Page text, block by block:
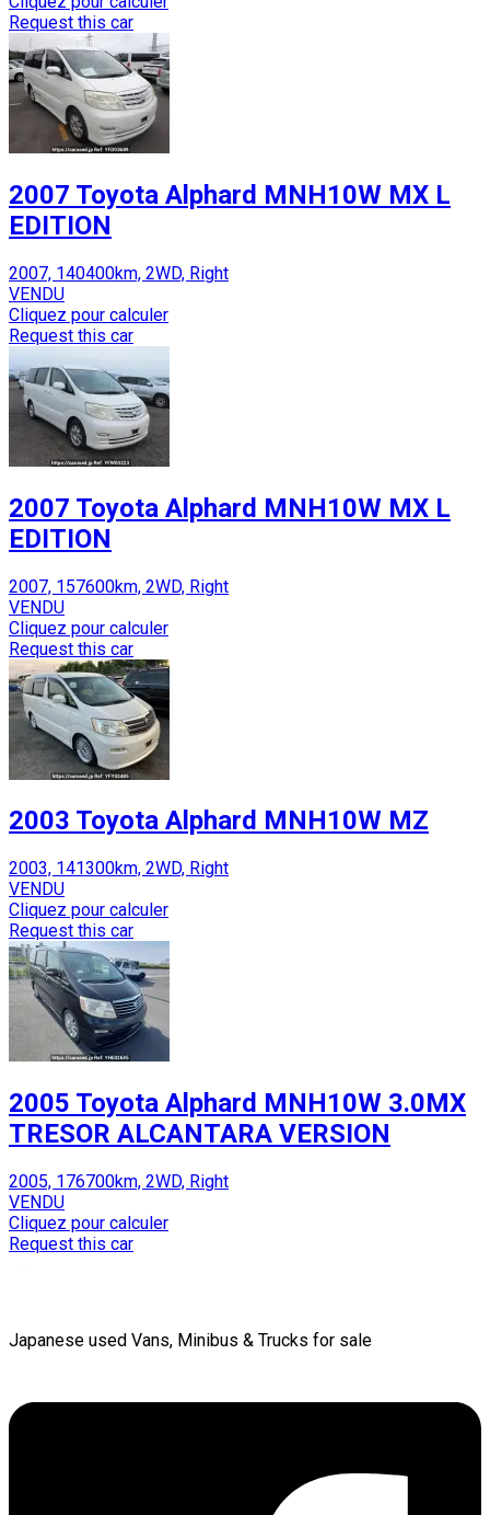
Request this car
2007 Toyota Alphard MNH10W MX L
EDITION
2007, 140400km, 2WD, Right
VENDU
Cliquez pour calculer
Request this car
2007 Toyota Alphard MNH10W MX L
EDITION
2007, 157600km, 2WD, Right
VENDU
Cliquez pour calculer
Request this car
2003 Toyota Alphard MNH10W MZ
2003, 141300km, 2WD, Right
VENDU
Cliquez pour calculer
Request this car
2005 Toyota Alphard MNH10W 3.0MX
TRESOR ALCANTARA VERSION
2005, 176700km, 2WD, Right
VENDU
Cliquez pour calculer
Request this car
Japanese used Vans, Minibus & Trucks for sale